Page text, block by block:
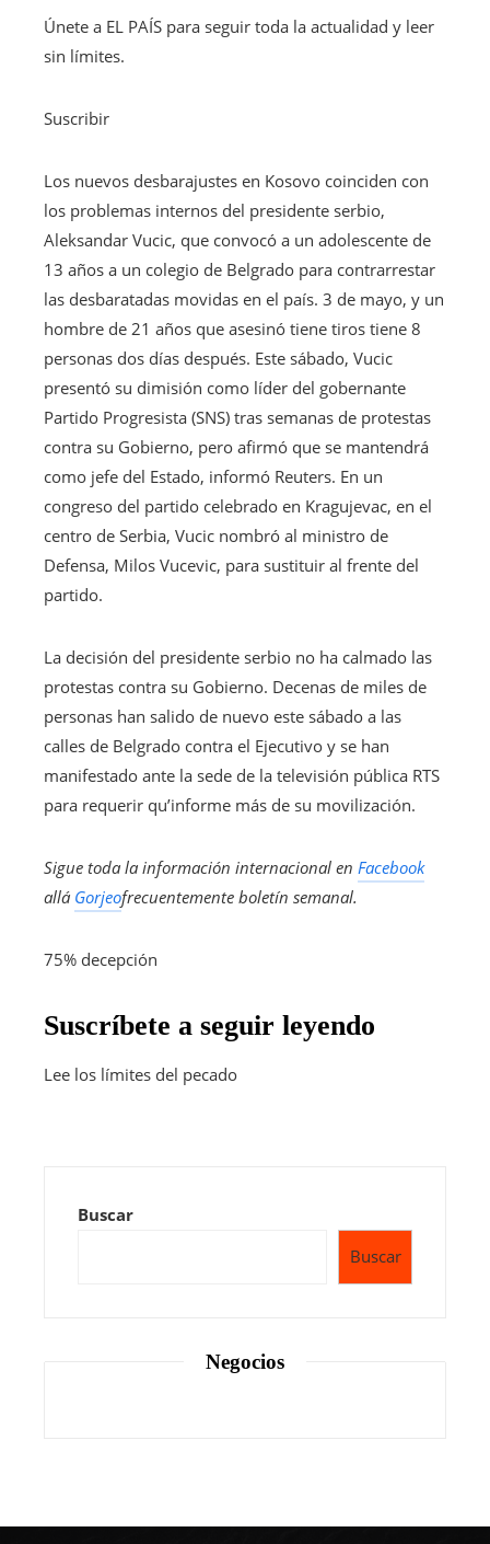
Únete a EL PAÍS para seguir toda la actualidad y leer
sin límites.
Suscribir
Los nuevos desbarajustes en Kosovo coinciden con
los problemas internos del presidente serbio,
Aleksandar Vucic, que convocó a un adolescente de
13 años a un colegio de Belgrado para contrarrestar
las desbaratadas movidas en el país. 3 de mayo, y un
hombre de 21 años que asesinó tiene tiros tiene 8
personas dos días después. Este sábado, Vucic
presentó su dimisión como líder del gobernante
Partido Progresista (SNS) tras semanas de protestas
contra su Gobierno, pero afirmó que se mantendrá
como jefe del Estado, informó Reuters. En un
congreso del partido celebrado en Kragujevac, en el
centro de Serbia, Vucic nombró al ministro de
Defensa, Milos Vucevic, para sustituir al frente del
partido.
La decisión del presidente serbio no ha calmado las
protestas contra su Gobierno. Decenas de miles de
personas han salido de nuevo este sábado a las
calles de Belgrado contra el Ejecutivo y se han
manifestado ante la sede de la televisión pública RTS
para requerir qu’informe más de su movilización.
Sigue toda la información internacional en Facebook
allá Gorjeofrecuentemente boletín semanal.
75% decepción
Suscríbete a seguir leyendo
Lee los límites del pecado
Buscar
Buscar
Negocios